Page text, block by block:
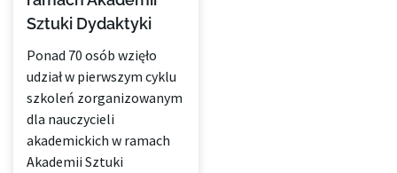
Sztuki Dydaktyki
Ponad 70 osób wzięło
udział w pierwszym cyklu
szkoleń zorganizowanym
dla nauczycieli
akademickich w ramach
Akademii Sztuki